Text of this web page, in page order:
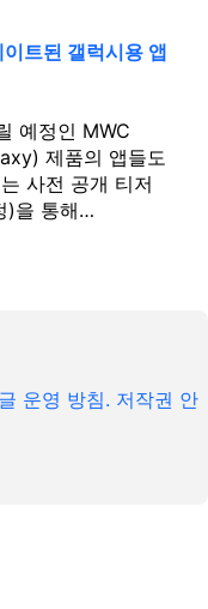
트된 갤럭시용 앱
예정인 MWC
제품의 앱들도
사전 공개 티저
)을 통해…
운영 방침. 저작권 안